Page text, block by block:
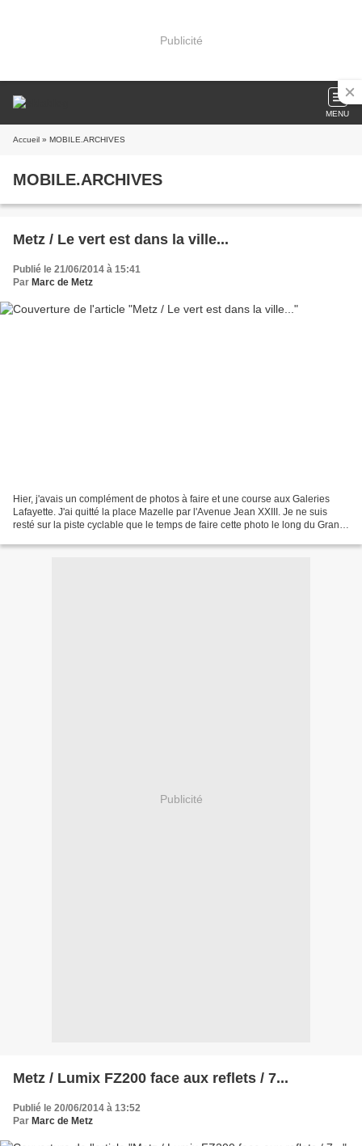
Publicité
MENU
Accueil » MOBILE.ARCHIVES
MOBILE.ARCHIVES
Metz / Le vert est dans la ville...
Publié le 21/06/2014 à 15:41
Par Marc de Metz
Hier, j'avais un complément de photos à faire et une course aux Galeries
Lafayette. J'ai quitté la place Mazelle par l'Avenue Jean XXIII. Je ne suis
resté sur la piste cyclable que le temps de faire cette photo le long du Grand
Publicité
Metz / Lumix FZ200 face aux reflets / 7...
Publié le 20/06/2014 à 13:52
Par Marc de Metz